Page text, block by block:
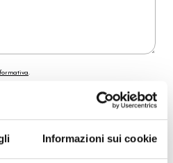
Informazioni sui cookie
.
richiesta